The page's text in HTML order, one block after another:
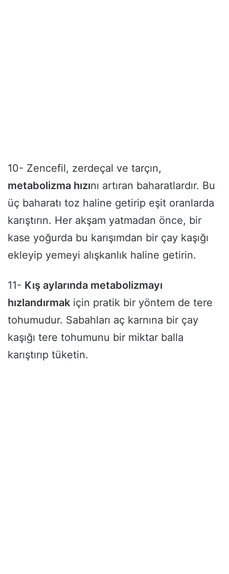
10- Zencefil, zerdeçal ve tarçın,
metabolizma hızını artıran baharatlardır. Bu
üç baharatı toz haline getirip eşit oranlarda
karıştırın. Her akşam yatmadan önce, bir
kase yoğurda bu karışımdan bir çay kaşığı
ekleyip yemeyi alışkanlık haline getirin.
11- Kış aylarında metabolizmayı
hızlandırmak için pratik bir yöntem de tere
tohumudur. Sabahları aç karnına bir çay
kaşığı tere tohumunu bir miktar balla
karıştırıp tüketin.